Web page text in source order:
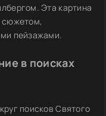
Эта картина
сюжетом,
пейзажами.
в поисках
поисков Святого